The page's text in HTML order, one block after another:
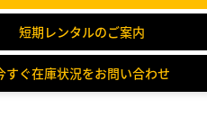
短期レンタルのご案内
すぐ在庫状況をお問い合わせ